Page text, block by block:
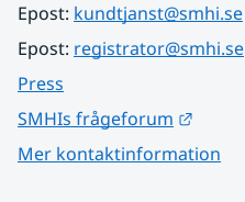
Epost: kundtjanst@smhi.se
Epost: registrator@smhi.se
Press
SMHIs frågeforum
Mer kontaktinformation